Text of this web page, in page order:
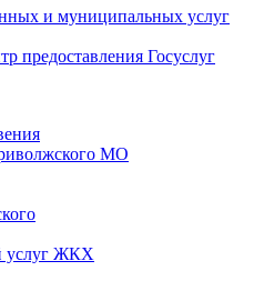
МО
услуг ЖКХ